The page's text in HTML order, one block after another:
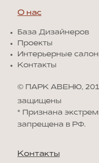
О нас
База Дизайнеров
Проекты
Интерьерные
Контакты
© ПАРК АВЕНЮ,
защищены
* Признана
запрещена в РФ.
Контакты